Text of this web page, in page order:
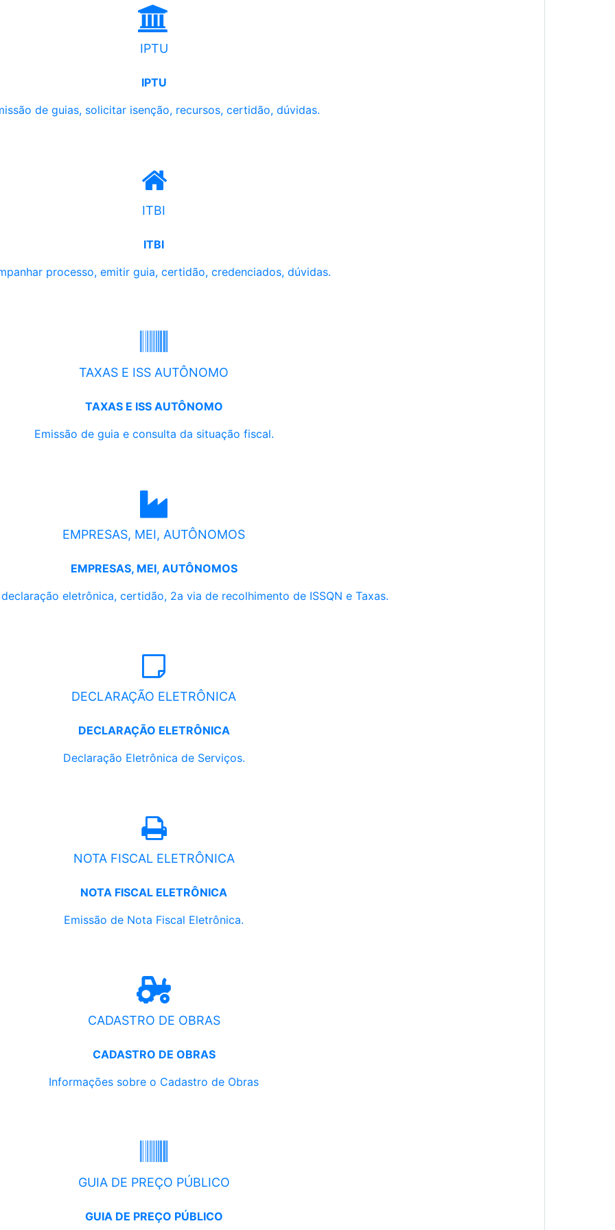
IPTU
IPTU
de guias, solicitar isenção, recursos, certidão, dúvidas.
ITBI
ITBI
processo, emitir guia, certidão, credenciados, dúvidas.
TAXAS E ISS AUTÔNOMO
TAXAS E ISS AUTÔNOMO
Emissão de guia e consulta da situação fiscal.
EMPRESAS, MEI, AUTÔNOMOS
EMPRESAS, MEI, AUTÔNOMOS
eletrônica, certidão, 2a via de recolhimento de ISSQN e Taxas.
DECLARAÇÃO ELETRÔNICA
DECLARAÇÃO ELETRÔNICA
Declaração Eletrônica de Serviços.
NOTA FISCAL ELETRÔNICA
NOTA FISCAL ELETRÔNICA
Emissão de Nota Fiscal Eletrônica.
CADASTRO DE OBRAS
CADASTRO DE OBRAS
Informações sobre o Cadastro de Obras
GUIA DE PREÇO PÚBLICO
GUIA DE PREÇO PÚBLICO